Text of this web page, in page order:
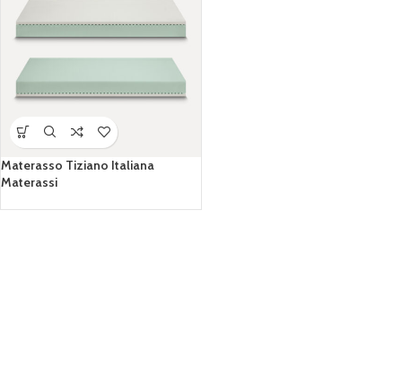
Materasso Tiziano Italiana
Materassi